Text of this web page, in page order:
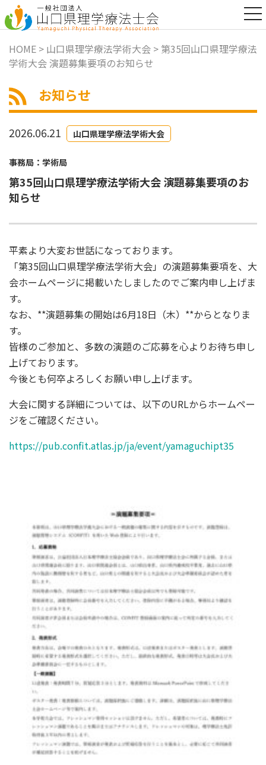
HOME > 山口県理学療法学術大会 > 第35回山口県理学療法
学術大会 演題募集要項のお知らせ
お知らせ
2026.06.21 山口県理学療法学術大会
事務局：学術局
第35回山口県理学療法学術大会 演題募集要項のお
知らせ
平素より大変お世話になっております。
「第35回山口県理学療法学術大会」の演題募集要項を、大
会ホームページに掲載いたしましたのでご案内申し上げま
す。
なお、**演題募集の開始は6月18日（木）**からとなりま
す。
皆様のご参加と、多数の演題のご応募を心よりお待ち申し
上げております。
今後とも何卒よろしくお願い申し上げます。
大会に関する詳細については、以下のURLからホームペー
ジをご確認ください。
https://pub.confit.atlas.jp/ja/event/yamaguchipt35
t
o
g
g
l
i